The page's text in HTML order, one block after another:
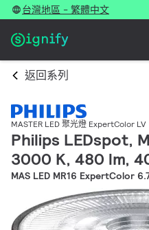
台灣地區 - 繁體中文
返回系列
MASTER LED 聚光燈 ExpertColor LV
Philips LEDspot,
3000 K, 480 lm,
MAS LED MR16 ExpertColor